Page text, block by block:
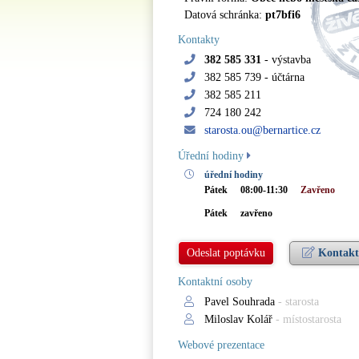
Datová schránka: pt7bfi6
Kontakty
382 585 331 - výstavba
382 585 739 - účtárna
382 585 211
724 180 242
starosta.ou@bernartice.cz
Úřední hodiny
úřední hodiny
Pátek
08:00-11:30 Zavřeno
Pátek zavřeno
Odeslat poptávku Kontakt
Kontaktní osoby
Pavel Souhrada - starosta
Miloslav Kolář - místostarosta
Webové prezentace